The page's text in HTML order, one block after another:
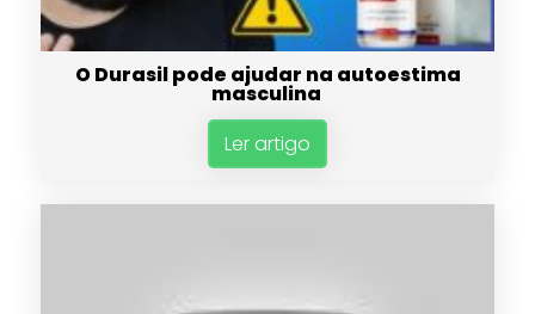
O Durasil pode ajudar na autoestima
masculina
Ler artigo